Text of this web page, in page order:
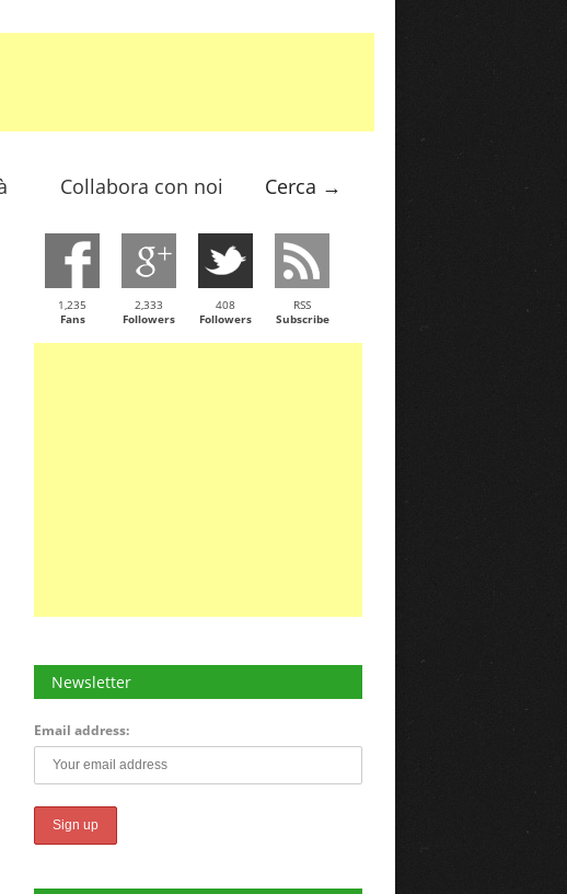
Collabora con noi Cerca →
1,235
Fans
2,333
Followers
408
Followers
RSS
Subscribe
Newsletter
Email address: